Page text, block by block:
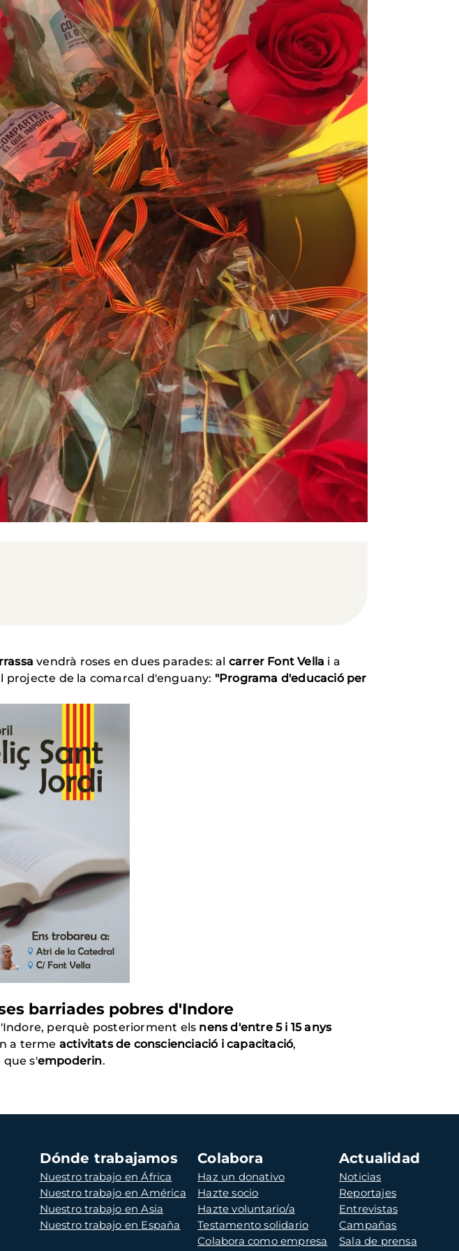
vendrà roses en dues parades: al carrer Font Vella i a
projecte de la comarcal d'enguany: "Programa d'educació per
barriades pobres d'Indore
perquè posteriorment els nens d'entre 5 i 15 anys
a terme activitats de conscienciació i capacitació,
que s'empoderin.
Dónde trabajamos
Nuestro trabajo en África
Nuestro trabajo en América
Nuestro trabajo en Asia
Nuestro trabajo en España
Colabora
Haz un donativo
Hazte socio
Hazte voluntario/a
Testamento solidario
Colabora como empresa
Actualidad
Noticias
Reportajes
Entrevistas
Campañas
Sala de prensa